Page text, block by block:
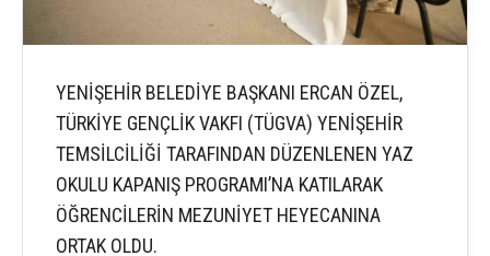
YENİŞEHİR BELEDİYE BAŞKANI ERCAN ÖZEL,
TÜRKİYE GENÇLİK VAKFI (TÜGVA) YENİŞEHİR
TEMSİLCİLİĞİ TARAFINDAN DÜZENLENEN YAZ
OKULU KAPANIŞ PROGRAMI’NA KATILARAK
ÖĞRENCİLERİN MEZUNİYET HEYECANINA
ORTAK OLDU.